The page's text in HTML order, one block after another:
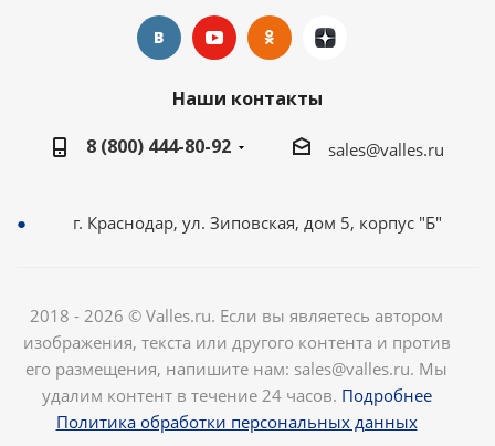
Наши контакты
8 (800) 444-80-92
sales@valles.ru
г. Краснодар, ул. Зиповская, дом 5, корпус "Б"
2018 - 2026 © Valles.ru. Если вы являетесь автором
изображения, текста или другого контента и против
его размещения, напишите нам: sales@valles.ru. Мы
удалим контент в течение 24 часов. Подробнее
Политика обработки персональных данных